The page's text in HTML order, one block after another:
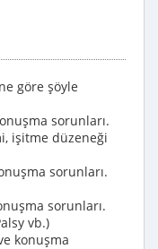
göre şöyle
sorunları.
işitme düzeneği
sorunları.
sorunları.
vb.)
konuşma